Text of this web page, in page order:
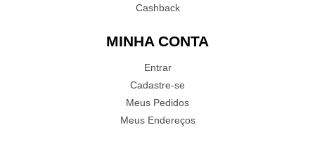
Cashback
MINHA CONTA
Entrar
Cadastre-se
Meus Pedidos
Meus Endereços